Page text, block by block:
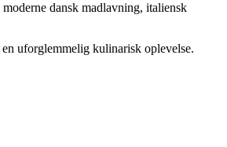
dansk madlavning, italiensk
uforglemmelig kulinarisk oplevelse.